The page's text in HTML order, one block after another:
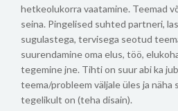
hetkeolukorra vaatamine. Teemad
seina. Pingelised suhted partneri,
sugulastega, tervisega seotud
suurendamine oma elus, töö,
tegemine jne. Tihti on suur abi ka
teema/probleem väljale üles ja näha
tegelikult on (teha disain).